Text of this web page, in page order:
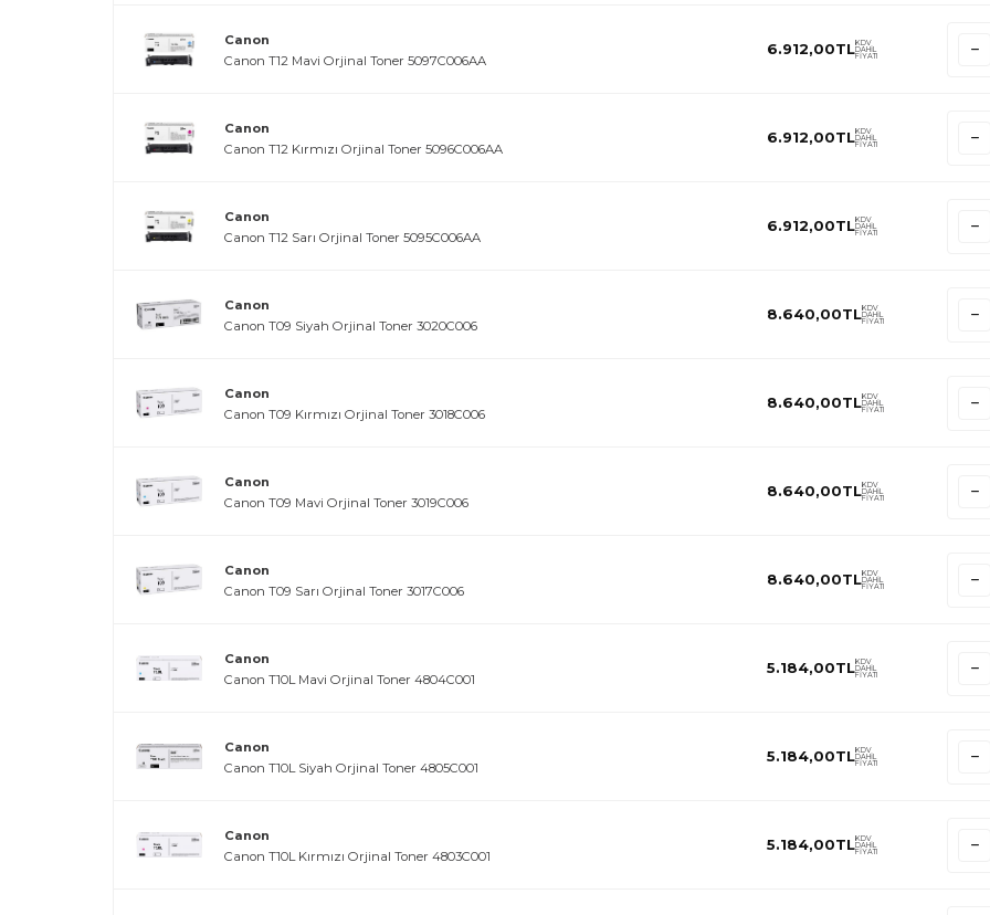
Canon
Canon T12 Mavi Orjinal Toner 5097C006AA
6.912,00TLKDV
DAHİL
FİYATI
Canon
Canon T12 Kırmızı Orjinal Toner 5096C006AA
6.912,00TLKDV
DAHİL
FİYATI
Canon
Canon T12 Sarı Orjinal Toner 5095C006AA
6.912,00TLKDV
DAHİL
FİYATI
Canon
Canon T09 Siyah Orjinal Toner 3020C006
8.640,00TLKDV
DAHİL
FİYATI
Canon
Canon T09 Kırmızı Orjinal Toner 3018C006
8.640,00TLKDV
DAHİL
FİYATI
Canon
Canon T09 Mavi Orjinal Toner 3019C006
8.640,00TLKDV
DAHİL
FİYATI
Canon
Canon T09 Sarı Orjinal Toner 3017C006
8.640,00TLKDV
DAHİL
FİYATI
Canon
Canon T10L Mavi Orjinal Toner 4804C001
5.184,00TLKDV
DAHİL
FİYATI
Canon
Canon T10L Siyah Orjinal Toner 4805C001
5.184,00TLKDV
DAHİL
FİYATI
Canon
Canon T10L Kırmızı Orjinal Toner 4803C001
5.184,00TLKDV
DAHİL
FİYATI